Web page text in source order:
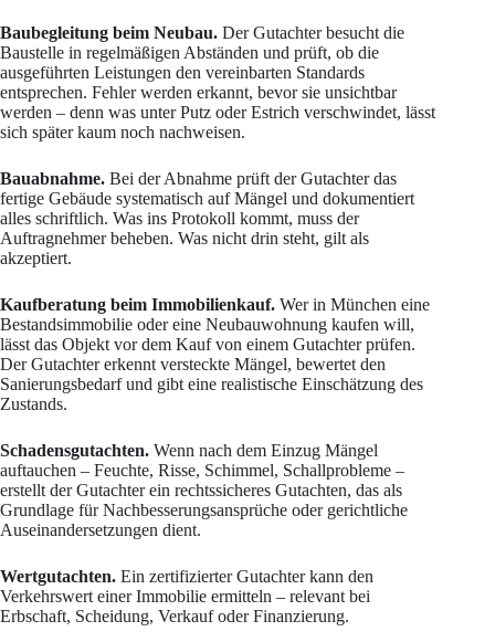
Baubegleitung beim Neubau. Der Gutachter besucht die
Baustelle in regelmäßigen Abständen und prüft, ob die
ausgeführten Leistungen den vereinbarten Standards
entsprechen. Fehler werden erkannt, bevor sie unsichtbar
werden – denn was unter Putz oder Estrich verschwindet, lässt
sich später kaum noch nachweisen.
Bauabnahme. Bei der Abnahme prüft der Gutachter das
fertige Gebäude systematisch auf Mängel und dokumentiert
alles schriftlich. Was ins Protokoll kommt, muss der
Auftragnehmer beheben. Was nicht drin steht, gilt als
akzeptiert.
Kaufberatung beim Immobilienkauf. Wer in München eine
Bestandsimmobilie oder eine Neubauwohnung kaufen will,
lässt das Objekt vor dem Kauf von einem Gutachter prüfen.
Der Gutachter erkennt versteckte Mängel, bewertet den
Sanierungsbedarf und gibt eine realistische Einschätzung des
Zustands.
Schadensgutachten. Wenn nach dem Einzug Mängel
auftauchen – Feuchte, Risse, Schimmel, Schallprobleme –
erstellt der Gutachter ein rechtssicheres Gutachten, das als
Grundlage für Nachbesserungsansprüche oder gerichtliche
Auseinandersetzungen dient.
Wertgutachten. Ein zertifizierter Gutachter kann den
Verkehrswert einer Immobilie ermitteln – relevant bei
Erbschaft, Scheidung, Verkauf oder Finanzierung.